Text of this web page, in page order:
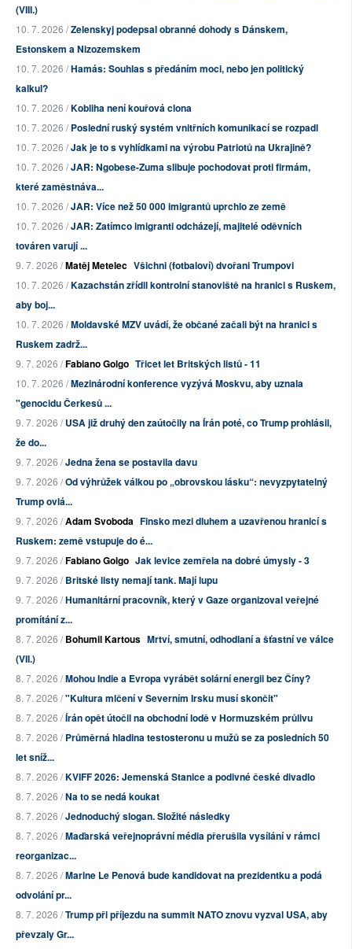
(VIII.)
10. 7. 2026 /Zelenskyj podepsal obranné dohody s Dánskem,
Estonskem a Nizozemskem
10. 7. 2026 /Hamás: Souhlas s předáním moci, nebo jen politický
kalkul?
10. 7. 2026 /Kobliha není kouřová clona
10. 7. 2026 /Poslední ruský systém vnitřních komunikací se rozpadl
10. 7. 2026 /Jak je to s vyhlídkami na výrobu Patriotů na Ukrajině?
10. 7. 2026 /JAR: Ngobese-Zuma slibuje pochodovat proti firmám,
které zaměstnáva...
10. 7. 2026 /JAR: Více než 50 000 imigrantů uprchlo ze země
10. 7. 2026 /JAR: Zatímco imigranti odcházejí, majitelé oděvních
továren varují ...
9. 7. 2026 /Matěj Metelec Všichni (fotbaloví) dvořani Trumpovi
10. 7. 2026 /Kazachstán zřídil kontrolní stanoviště na hranici s Ruskem,
aby boj...
10. 7. 2026 /Moldavské MZV uvádí, že občané začali být na hranici s
Ruskem zadrž...
9. 7. 2026 /Fabiano Golgo Třicet let Britských listů - 11
10. 7. 2026 /Mezinárodní konference vyzývá Moskvu, aby uznala
"genocidu Čerkesů ...
9. 7. 2026 /USA již druhý den zaútočily na Írán poté, co Trump prohlásil,
že do...
9. 7. 2026 /Jedna žena se postavila davu
9. 7. 2026 /Od výhrůžek válkou po „obrovskou lásku“: nevyzpytatelný
Trump ovlá...
9. 7. 2026 /Adam Svoboda Finsko mezi dluhem a uzavřenou hranicí s
Ruskem: země vstupuje do é...
9. 7. 2026 /Fabiano Golgo Jak levice zemřela na dobré úmysly - 3
9. 7. 2026 /Britské listy nemají tank. Mají lupu
9. 7. 2026 /Humanitární pracovník, který v Gaze organizoval veřejné
promítání z...
8. 7. 2026 /Bohumil Kartous Mrtví, smutní, odhodlaní a šťastní ve válce
(VII.)
8. 7. 2026 /Mohou Indie a Evropa vyrábět solární energii bez Číny?
8. 7. 2026 /"Kultura mlčení v Severním Irsku musí skončit"
8. 7. 2026 /Írán opět útočil na obchodní lodě v Hormuzském průlivu
8. 7. 2026 /Průměrná hladina testosteronu u mužů se za posledních 50
let sníž...
8. 7. 2026 /KVIFF 2026: Jemenská Stanice a podivné české divadlo
8. 7. 2026 /Na to se nedá koukat
8. 7. 2026 /Jednoduchý slogan. Složité následky
8. 7. 2026 /Maďarská veřejnoprávní média přerušila vysílání v rámci
reorganizac...
8. 7. 2026 /Marine Le Penová bude kandidovat na prezidentku a podá
odvolání pr...
8. 7. 2026 /Trump při příjezdu na summit NATO znovu vyzval USA, aby
převzaly Gr...